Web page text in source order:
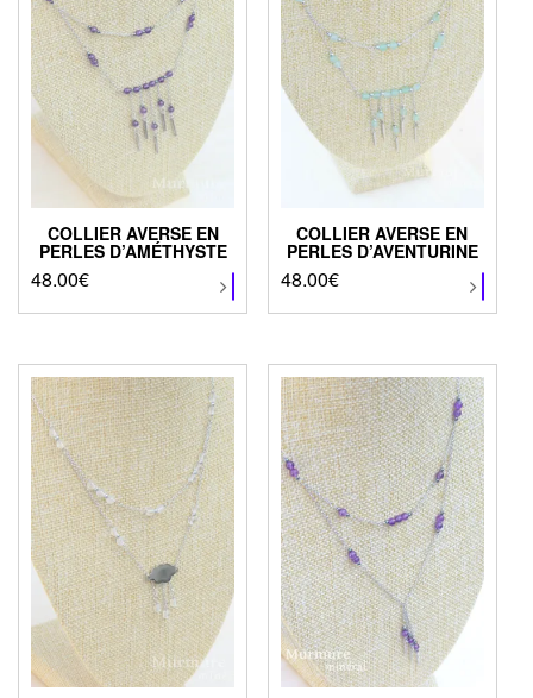
COLLIER AVERSE EN
PERLES D’AMÉTHYSTE
48.00€
produit
variations.
Les
options
peuvent
être
choisies
sur
la
page
du
produit
COLLIER AVERSE EN
PERLES D’AVENTURINE
48.00€
produit
variations.
Les
options
peuvent
être
choisies
sur
la
page
du
produit